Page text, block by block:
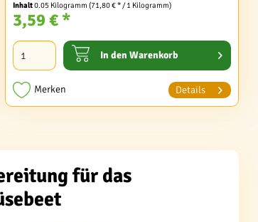
Inhalt0.05 Kilogramm (71,80 € * / 1 Kilogramm)
3,59 € *
In den Warenkorb
Merken Details
für das